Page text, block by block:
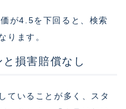
が4.5を下回ると、検索
ります。
損害賠償なし
ていることが多く、スタ